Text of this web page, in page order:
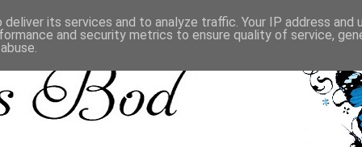
its services and to analyze traffic. Your IP address and
and security metrics to ensure quality of service,